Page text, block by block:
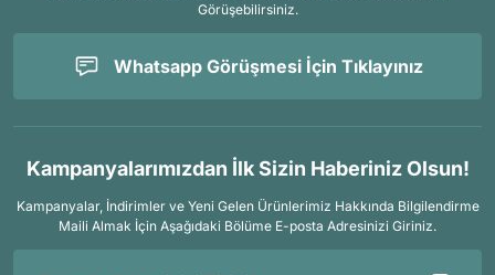
Görüşebilirsiniz.
Whatsapp Görüşmesi İçin Tıklayınız
Kampanyalarımızdan İlk Sizin Haberiniz Olsun!
Kampanyalar, İndirimler ve Yeni Gelen Ürünlerimiz Hakkında Bilgilendirme
Maili Almak İçin Aşağıdaki Bölüme E-posta Adresinizi Giriniz.